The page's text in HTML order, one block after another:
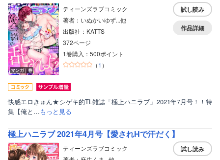
マンガ｜巻
ティーンズラブコミック
著者：いぬかいゆず...他
出版社：KATTS
372ページ
1巻購入：500ポイント
（1 ）
試し読み
作品詳細
快感エロきゅん★シゲキ的TL雑誌「極上ハニラブ」2021年7月号！！特
集【俺と…もっと見る
極上ハニラブ 2021年4月号【愛されHで汗だく】
ティーンズラブコミック
試し読み
ティーンズラブ
美女・美少女
女性写真集